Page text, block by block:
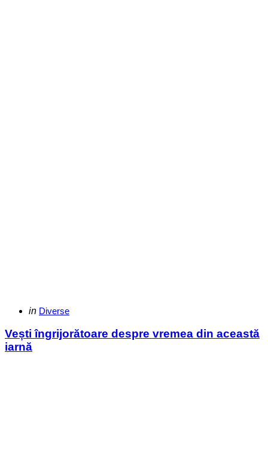
Categories
Posted
in Diverse
Vești îngrijorătoare despre vremea din această
iarnă